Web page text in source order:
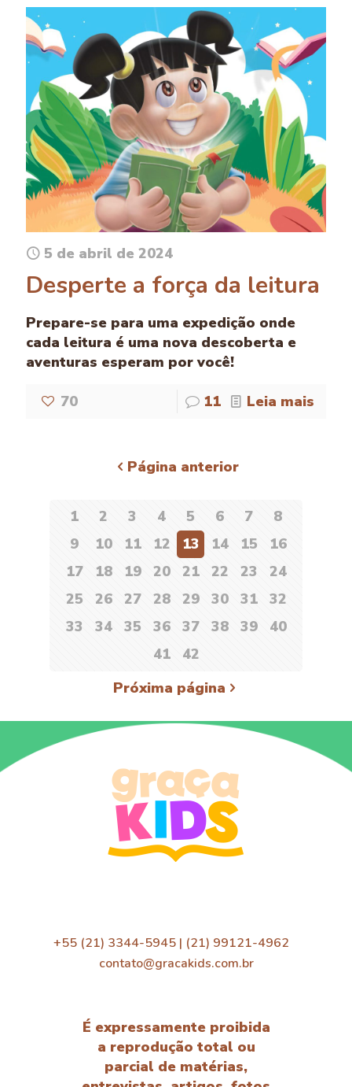
5 de abril de 2024
Desperte a força da leitura
Prepare-se para uma expedição onde
cada leitura é uma nova descoberta e
aventuras esperam por você!
70 11 Leia mais
Página anterior
1 2 3 4 5 6 7
8
9
10 11 12 13 14 15
16
17
18 19 20 21 22 23
24
25
26 27 28 29 30 31
32
33
34 35 36 37 38 39
40
41
42
Próxima página
+55 (21) 3344-5945 | (21) 99121-4962
contato@gracakids.com.br
É expressamente proibida
a reprodução total ou
parcial de matérias,